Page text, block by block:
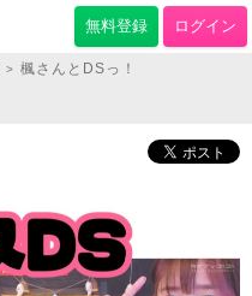
無料登録 ログイン
> 楓さんとDSっ！